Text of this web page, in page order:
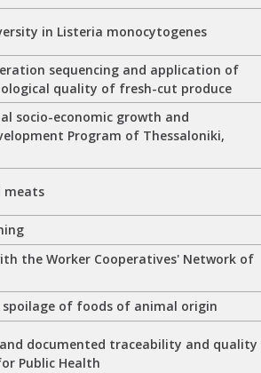
in Listeria monocytogenes
sequencing and application of
quality of fresh-cut produce
socio-economic growth and
Program of Thessaloniki,
meats
the Worker Cooperatives' Network of
of foods of animal origin
documented traceability and quality
Public Health